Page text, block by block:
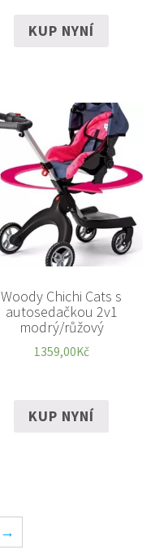
KUP NYNÍ
Woody Chichi Cats s
autosedačkou 2v1
modrý/růžový
1359,00Kč
KUP NYNÍ
→